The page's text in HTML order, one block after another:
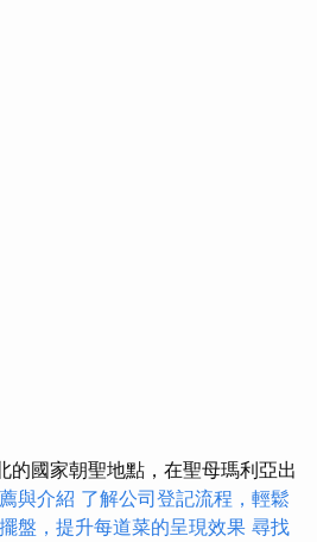
的國家朝聖地點，在聖母瑪利亞出
與介紹 了解公司登記流程，輕鬆
盤，提升每道菜的呈現效果 尋找